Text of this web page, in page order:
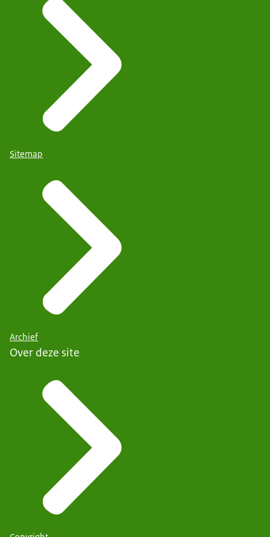
Sitemap
Archief
Over deze site